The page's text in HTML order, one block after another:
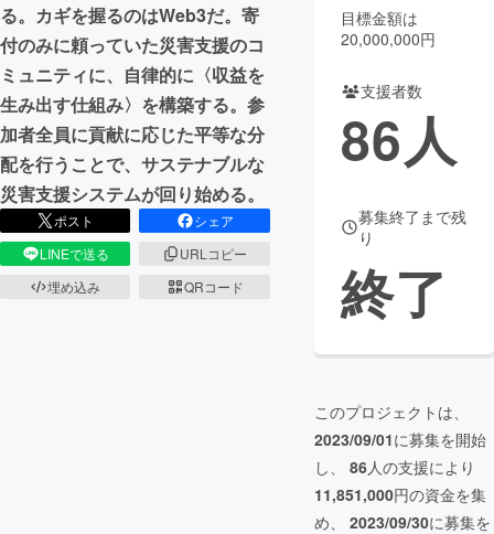
CAMPFIREふるさと納税machi-ya コミュニティ
る。カギを握るのはWeb3だ。寄
付のみに頼っていた災害支援のコ
ミュニティに、自律的に〈収益を
生み出す仕組み〉を構築する。参
加者全員に貢献に応じた平等な分
配を行うことで、サステナブルな
災害支援システムが回り始める。
ポスト
シェア
LINEで送る
URLコピー
埋め込み
QRコード
目標金額は
20,000,000円
支援者数
86人
募集終了まで残
り
終了
このプロジェクトは、
2023/09/01に募集を開始
し、 86人の支援により
11,851,000円の資金を集
め、 2023/09/30に募集を